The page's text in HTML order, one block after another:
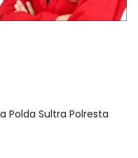
Polda Sultra Polresta